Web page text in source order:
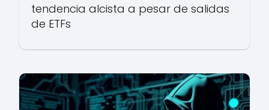
tendencia alcista a pesar de salidas
de ETFs